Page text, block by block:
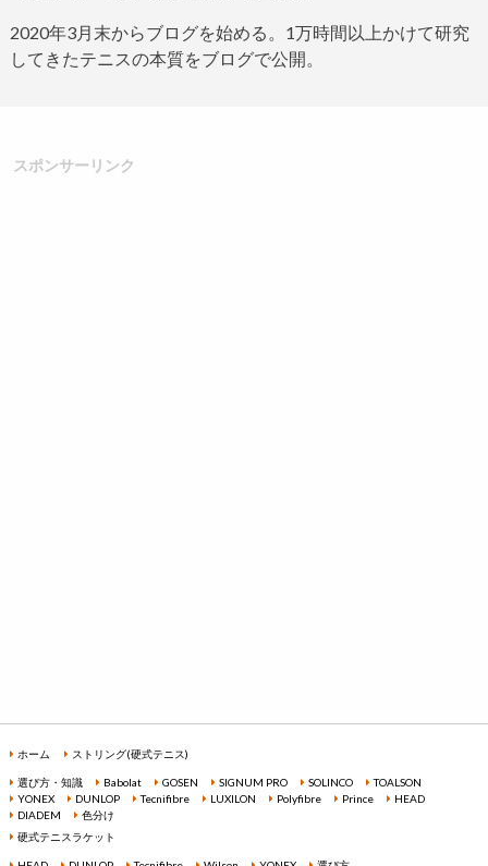
2020年3月末からブログを始める。 1万時間以上かけて研究
してきたテニスの本質をブログで公開。
スポンサーリンク
ホーム ストリング(硬式テニス)
選び方・知識 Babolat GOSEN SIGNUM PRO SOLINCO
TOALSON
YONEX
DUNLOP Tecnifibre LUXILON Polyfibre Prince
HEAD
DIADEM
色分け
硬式テニスラケット